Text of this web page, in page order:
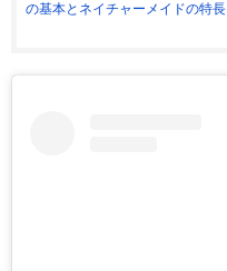
の基本とネイチャーメイドの特長